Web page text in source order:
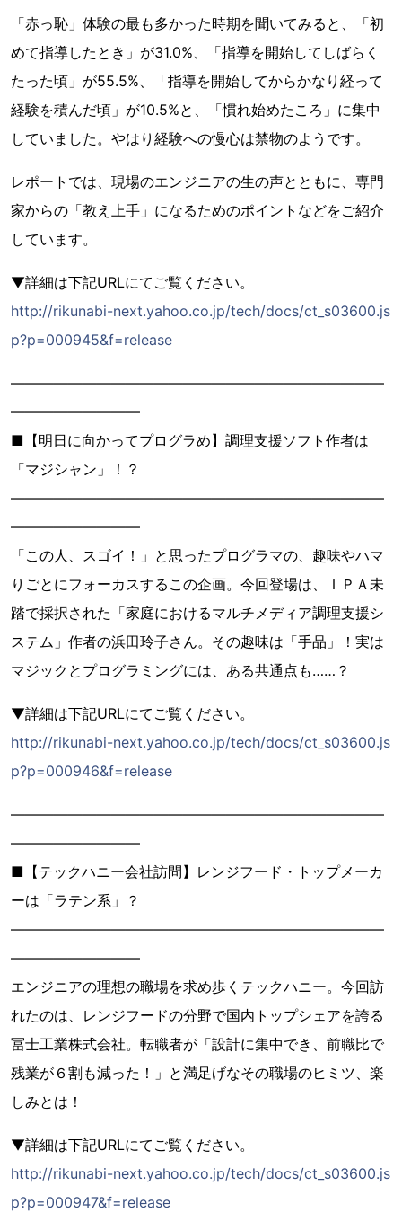
「赤っ恥」体験の最も多かった時期を聞いてみると、「初
めて指導したとき」が31.0%、「指導を開始してしばらく
たった頃」が55.5%、「指導を開始してからかなり経って
経験を積んだ頃」が10.5%と、「慣れ始めたころ」に集中
していました。やはり経験への慢心は禁物のようです。
レポートでは、現場のエンジニアの生の声とともに、専門
家からの「教え上手」になるためのポイントなどをご紹介
しています。
▼詳細は下記URLにてご覧ください。
http://rikunabi-next.yahoo.co.jp/tech/docs/ct_s03600.js
p?p=000945&f=release
――――――――――――――――――――――――――
―――――――――
■【明日に向かってプログラめ】調理支援ソフト作者は
「マジシャン」！？
――――――――――――――――――――――――――
―――――――――
「この人、スゴイ！」と思ったプログラマの、趣味やハマ
りごとにフォーカスするこの企画。今回登場は、ＩＰＡ未
踏で採択された「家庭におけるマルチメディア調理支援シ
ステム」作者の浜田玲子さん。その趣味は「手品」！実は
マジックとプログラミングには、ある共通点も……？
▼詳細は下記URLにてご覧ください。
http://rikunabi-next.yahoo.co.jp/tech/docs/ct_s03600.js
p?p=000946&f=release
――――――――――――――――――――――――――
―――――――――
■【テックハニー会社訪問】レンジフード・トップメーカ
ーは「ラテン系」？
――――――――――――――――――――――――――
―――――――――
エンジニアの理想の職場を求め歩くテックハニー。今回訪
れたのは、レンジフードの分野で国内トップシェアを誇る
冨士工業株式会社。転職者が「設計に集中でき、前職比で
残業が６割も減った！」と満足げなその職場のヒミツ、楽
しみとは！
▼詳細は下記URLにてご覧ください。
http://rikunabi-next.yahoo.co.jp/tech/docs/ct_s03600.js
p?p=000947&f=release